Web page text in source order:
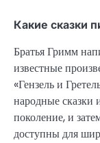
Какие сказки
Братья Гримм
известные
«Гензель и
народные сказки
поколение, и
доступны для